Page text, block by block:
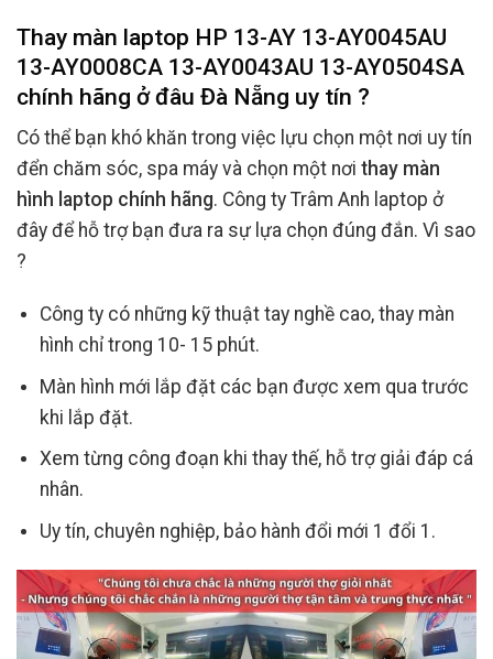
Thay màn laptop HP 13-AY 13-AY0045AU
13-AY0008CA 13-AY0043AU 13-AY0504SA
chính hãng ở đâu Đà Nẵng uy tín ?
Có thể bạn khó khăn trong việc lựu chọn một nơi uy tín
đển chăm sóc, spa máy và chọn một nơi thay màn
hình laptop chính hãng. Công ty Trâm Anh laptop ở
đây để hỗ trợ bạn đưa ra sự lựa chọn đúng đắn. Vì sao
?
Công ty có những kỹ thuật tay nghề cao, thay màn
hình chỉ trong 10- 15 phút.
Màn hình mới lắp đặt các bạn được xem qua trước
khi lắp đặt.
Xem từng công đoạn khi thay thế, hỗ trợ giải đáp cá
nhân.
Uy tín, chuyên nghiệp, bảo hành đổi mới 1 đổi 1.